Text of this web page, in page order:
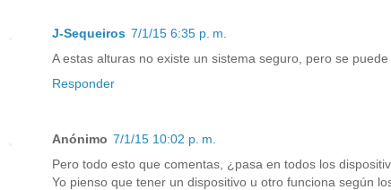
J-Sequeiros 7/1/15 6:35 p. m.
A estas alturas no existe un sistema seguro, pero se puede
Responder
Anónimo 7/1/15 10:02 p. m.
Pero todo esto que comentas, ¿pasa en todos los
Yo pienso que tener un dispositivo u otro funciona según